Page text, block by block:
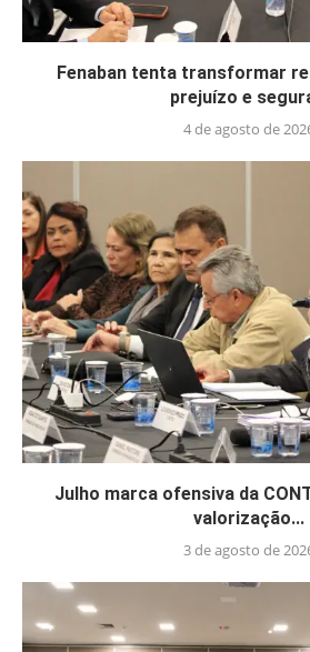
Fenaban tenta transformar
prejuízo e
4 de agosto de
Julho marca ofensiva da
valorização...
3 de agosto de